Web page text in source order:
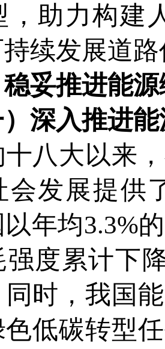
，助力构建
续发展道
推进能源
入推进能
大以来，
会发展提供
年均3.3%
度累计下
时，我国
低碳转型